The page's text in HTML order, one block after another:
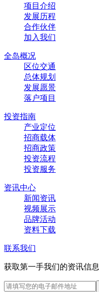
项目介绍
发展历程
合作伙伴
加入我们
全岛概况
区位交通
总体规划
发展愿景
落户项目
投资指南
产业定位
招商载体
招商政策
投资流程
投资服务
资讯中心
新闻资讯
视频展示
品牌活动
资料下载
联系我们
获取第一手我们的资讯信息